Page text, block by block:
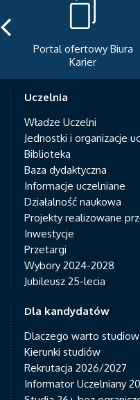
Portal ofertowy Biura
Karier
Uczelnia
Władze Uczelni
Jednostki i organizacje
Biblioteka
Baza dydaktyczna
Informacje uczelniane
Działalność naukowa
Projekty realizowane
Inwestycje
Przetargi
Wybory 2024-2028
Jubileusz 25-lecia
Dla kandydatów
Dlaczego warto
Kierunki studiów
Rekrutacja 2026/2027
Informator Uczelniany